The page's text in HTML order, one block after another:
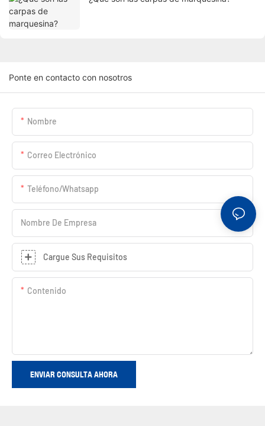
Ponte en contacto con nosotros
Nombre
Correo Electrónico
Teléfono/whatsapp
Nombre De Empresa
Cargue Sus Requisitos
Contenido
ENVIAR CONSULTA AHORA